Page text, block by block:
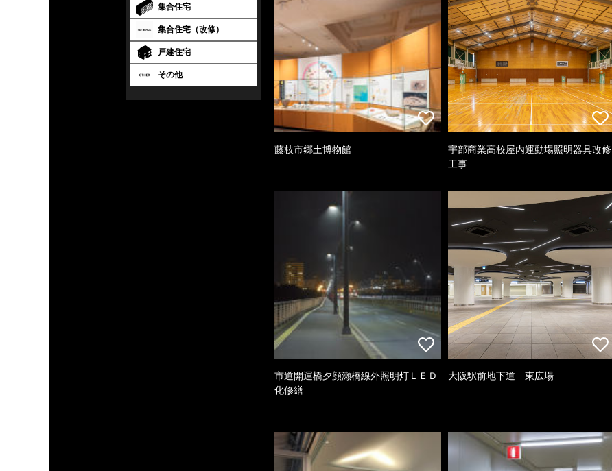
集合住宅
集合住宅（改修）
戸建住宅
その他
藤枝市郷土博物館
宇部商業高校屋内運動場照明器具改修
工事
市道開運橋夕顔瀬橋線外照明灯ＬＥＤ
化修繕
大阪駅前地下道 東広場